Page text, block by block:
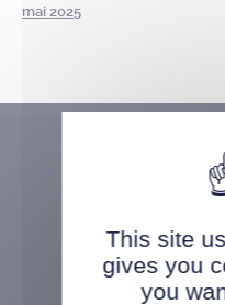
mai 2025
This site
gives you
you